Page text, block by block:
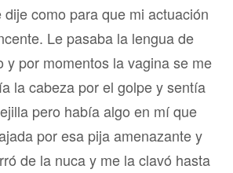
dije como para que mi actuación
Le pasaba la lengua de
y por momentos la vagina se me
la cabeza por el golpe y sentía
pero había algo en mí que
por esa pija amenazante y
de la nuca y me la clavó hasta